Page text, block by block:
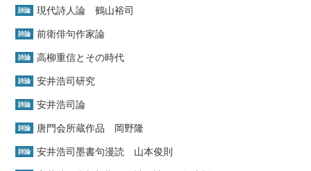
詩論 現代詩人論 鶴山裕司
詩論 前衛俳句作家論
詩論 高柳重信とその時代
詩論 安井浩司研究
詩論 安井浩司論
詩論 唐門会所蔵作品 岡野隆
詩論 安井浩司墨書句漫読 山本俊則